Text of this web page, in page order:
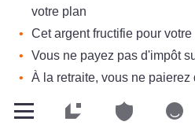
ParticuliersParticuliers
votre plan
Cet argent fructifie pour votre
Vous ne payez pas d'impôt
À la retraite, vous ne